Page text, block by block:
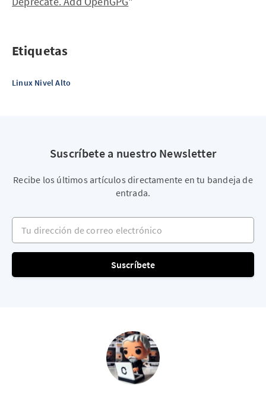
Etiquetas
Linux Nivel Alto
Suscríbete a nuestro Newsletter
Recibe los últimos artículos directamente en tu bandeja de
entrada.
Tu dirección de correo electrónico
Suscríbete